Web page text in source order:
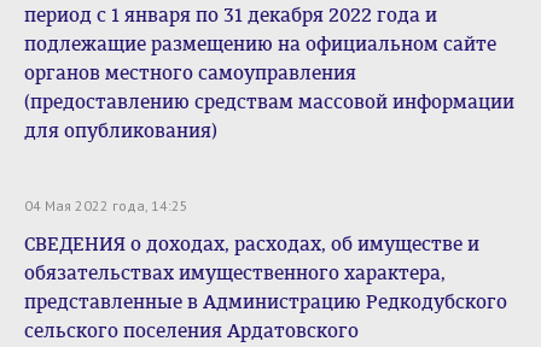
период с 1 января по 31 декабря 2022 года и
подлежащие размещению на официальном сайте
органов местного самоуправления
(предоставлению средствам массовой информации
для опубликования)
04 Мая 2022 года, 14:25
СВЕДЕНИЯ о доходах, расходах, об имуществе и
обязательствах имущественного характера,
представленные в Администрацию Редкодубского
сельского поселения Ардатовского